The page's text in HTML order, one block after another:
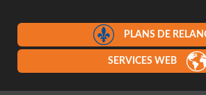
PLANS DE
SERVICES WEB